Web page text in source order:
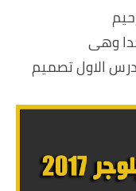
وهى
قالب بلوجر 2017 الدرس الاول تصميم